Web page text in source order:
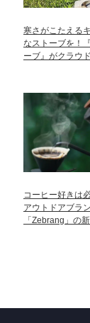
寒さがこたえる
なストーブを！
ーブ』がクラウ
コーヒー好きは
アウトドアブラ
「Zebrang」の